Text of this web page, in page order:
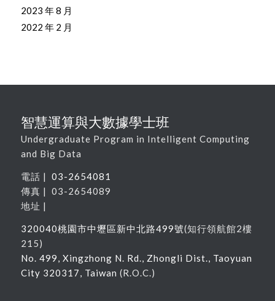
2023 年 8 月
2022 年 2 月
智慧運算與大數據學士班
Undergraduate Program in Intelligent Computing
and Big Data
電話 | 03-2654081
傳真 | 03-2654089
地址 |
320040桃園市中壢區新中北路499號(知行領航館2樓
215)
No. 499, Xingzhong N. Rd., Zhongli Dist., Taoyuan
City 320317, Taiwan (R.O.C.)